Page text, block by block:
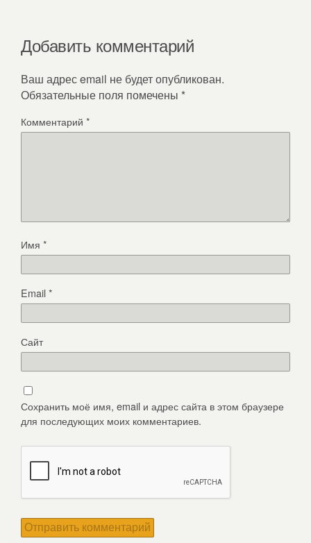
Добавить комментарий
Ваш адрес email не будет опубликован.
Обязательные поля помечены *
Комментарий *
Имя *
Email*
Сайт
Сохранить моё имя, email и адрес сайта в этом браузере
для последующих моих комментариев.